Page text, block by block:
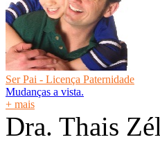
Ser Pai - Licença Paternidade
Mudanças a vista.
+ mais
Dra. Thais